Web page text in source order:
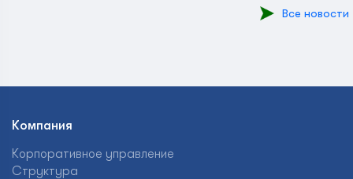
Все новости
Компания
Корпоративное управление
Структура